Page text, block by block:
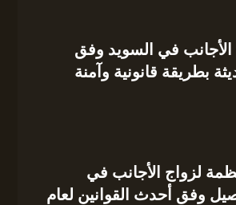
في السويد وفق
بطريقة قانونية وآمنة
لزواج الأجانب في
وفق أحدث القوانين لعام